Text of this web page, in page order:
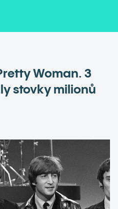
Woman. 3
stovky milionů